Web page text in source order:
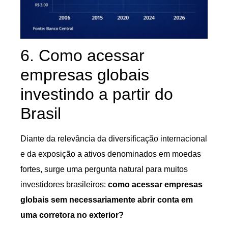
6. Como acessar
empresas globais
investindo a partir do
Brasil
Diante da relevância da diversificação internacional
e da exposição a ativos denominados em moedas
fortes, surge uma pergunta natural para muitos
investidores brasileiros: como acessar empresas
globais sem necessariamente abrir conta em
uma corretora no exterior?